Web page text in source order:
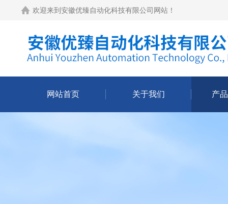
欢迎来到 安徽优臻自动化科技有限公司网站 ！
网站首页 关于我们 产